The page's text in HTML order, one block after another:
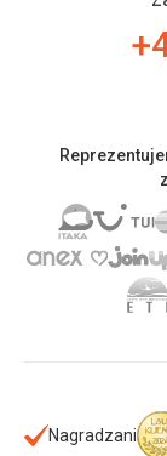
Nagradzani